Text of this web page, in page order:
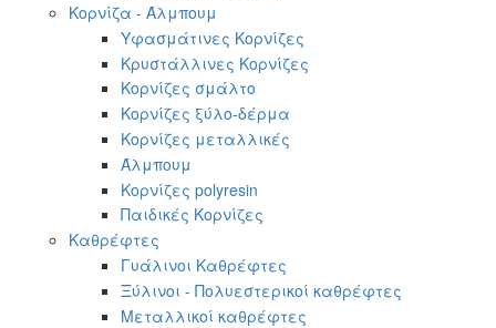
Κορνίζα - Άλμπουμ
Υφασμάτινες Κορνίζες
Κρυστάλλινες Κορνίζες
Κορνίζες σμάλτο
Κορνίζες ξύλο-δέρμα
Κορνίζες μεταλλικές
Άλμπουμ
Κορνίζες polyresin
Παιδικές Κορνίζες
Καθρέφτες
Γυάλινοι Καθρέφτες
Ξύλινοι - Πολυεστερικοί καθρέφτες
Μεταλλικοί καθρέφτες